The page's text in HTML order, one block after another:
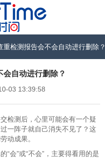
重检测报告会不会自动进行删除
自动进行删除？
03 13:39:58
检测后，心里可能会有一个疑
一阵子就自己消失不见了？这
动成果。
“会”或“不会”，主要得看用的是